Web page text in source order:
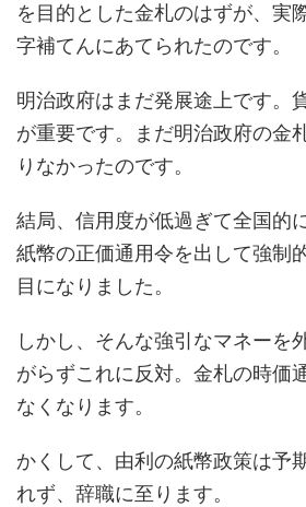
を目的とした金札のはずが、実
字補てんにあてられたのです。
明治政府はまだ発展途上です。
が重要です。まだ明治政府の金
りなかったのです。
結局、信用度が低過ぎて全国的
紙幣の正価通用令を出して強制
目になりました。
しかし、そんな強引なマネーを
がらずこれに反対。金札の時価
なくなります。
かくして、由利の紙幣政策は予
れず、辞職に至ります。